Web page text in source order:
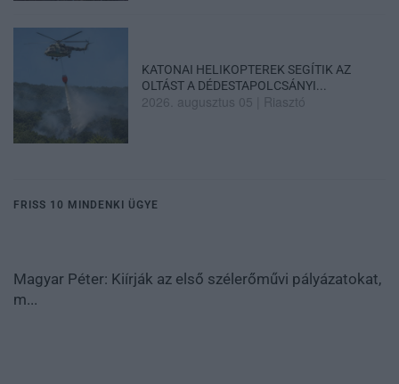
KATONAI HELIKOPTEREK SEGÍTIK AZ
OLTÁST A DÉDESTAPOLCSÁNYI...
2026. augusztus 05 Riasztó
FRISS 10 MINDENKI ÜGYE
Magyar Péter: Kiírják az első szélerőművi pályázatokat,
m...